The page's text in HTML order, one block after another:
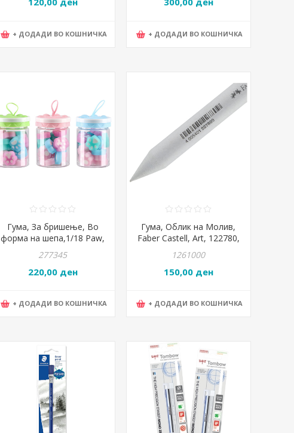
+ ДОДАДИ ВО КОШНИЧКА + ДОДАДИ ВО КОШНИЧКА
Гума, За бришење, Во
форма на шепа,1/18 Paw,
Statovac, Pixi max,
104161, Микс
277345
220,00 ден
+ ДОДАДИ ВО КОШНИЧКА
Гума, Облик на Молив,
Faber Castell, Art, 122780,
Бела
1261000
150,00 ден
+ ДОДАДИ ВО КОШНИЧКА